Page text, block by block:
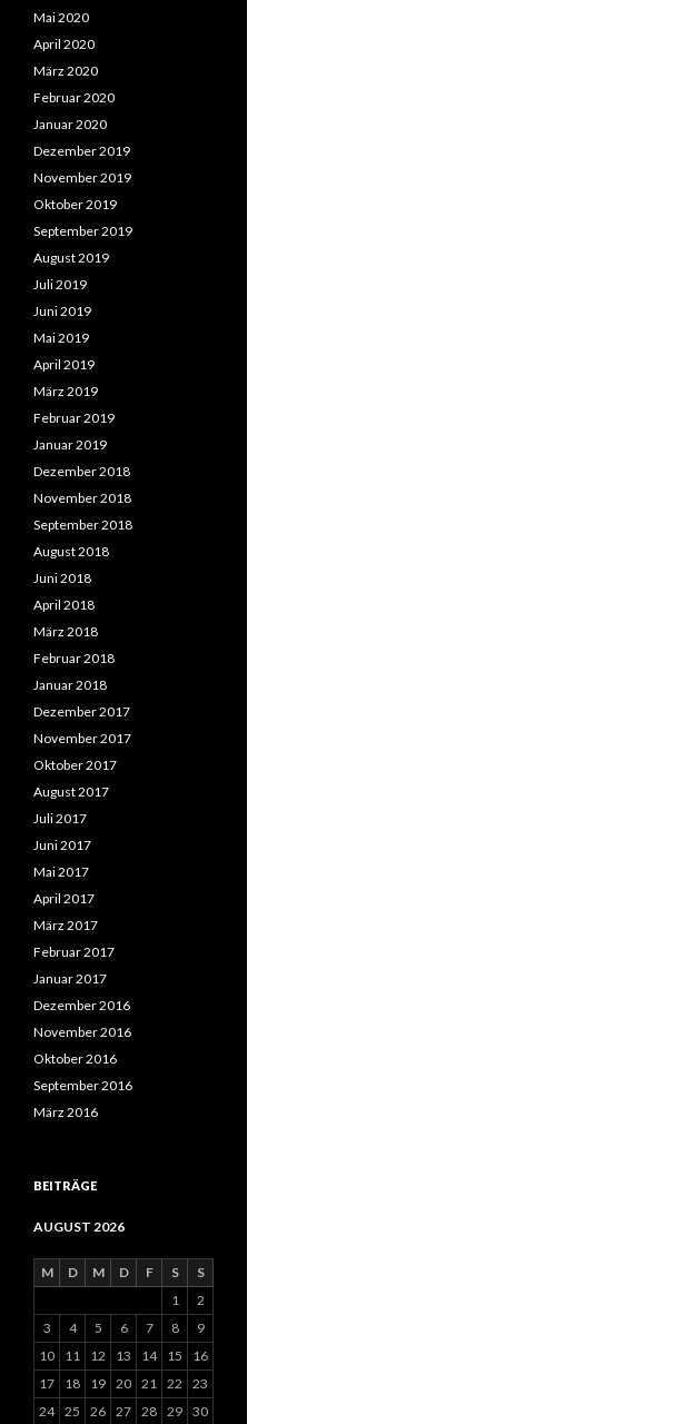
Mai 2020
April 2020
März 2020
Februar 2020
Januar 2020
Dezember 2019
November 2019
Oktober 2019
September 2019
August 2019
Juli 2019
Juni 2019
Mai 2019
April 2019
März 2019
Februar 2019
Januar 2019
Dezember 2018
November 2018
September 2018
August 2018
Juni 2018
April 2018
März 2018
Februar 2018
Januar 2018
Dezember 2017
November 2017
Oktober 2017
August 2017
Juli 2017
Juni 2017
Mai 2017
April 2017
März 2017
Februar 2017
Januar 2017
Dezember 2016
November 2016
Oktober 2016
September 2016
März 2016
BEITRÄGE
AUGUST 2026
M D M D F S
S
1
2
3
4 5 6 7 8
9
10
11 12 13 14 15
16
17
18 19 20 21 22
23
24 25 26 27 28 29 30